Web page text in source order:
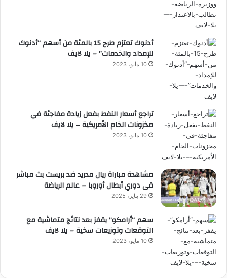
أدنوك تعتزم طرح 15 بالمئة من أسهم “أدنوك
للإمداد والخدمات” – يلا لايف
10 مايو، 2023
تراجع أسعار النفط بفعل زيادة مفاجئة في
مخزونات الخام الأمريكية – يلا لايف
10 مايو، 2023
مشاهدة مباراة ريال مدريد ضد بريست بث مباشر
فى دوري أبطال أوروبا – عالم الرياضة
29 يناير، 2025
سهم “أرامكو” يقفز بعد نتائج متماشية مع
التوقعات وتوزيعات سخية – يلا لايف
10 مايو، 2023